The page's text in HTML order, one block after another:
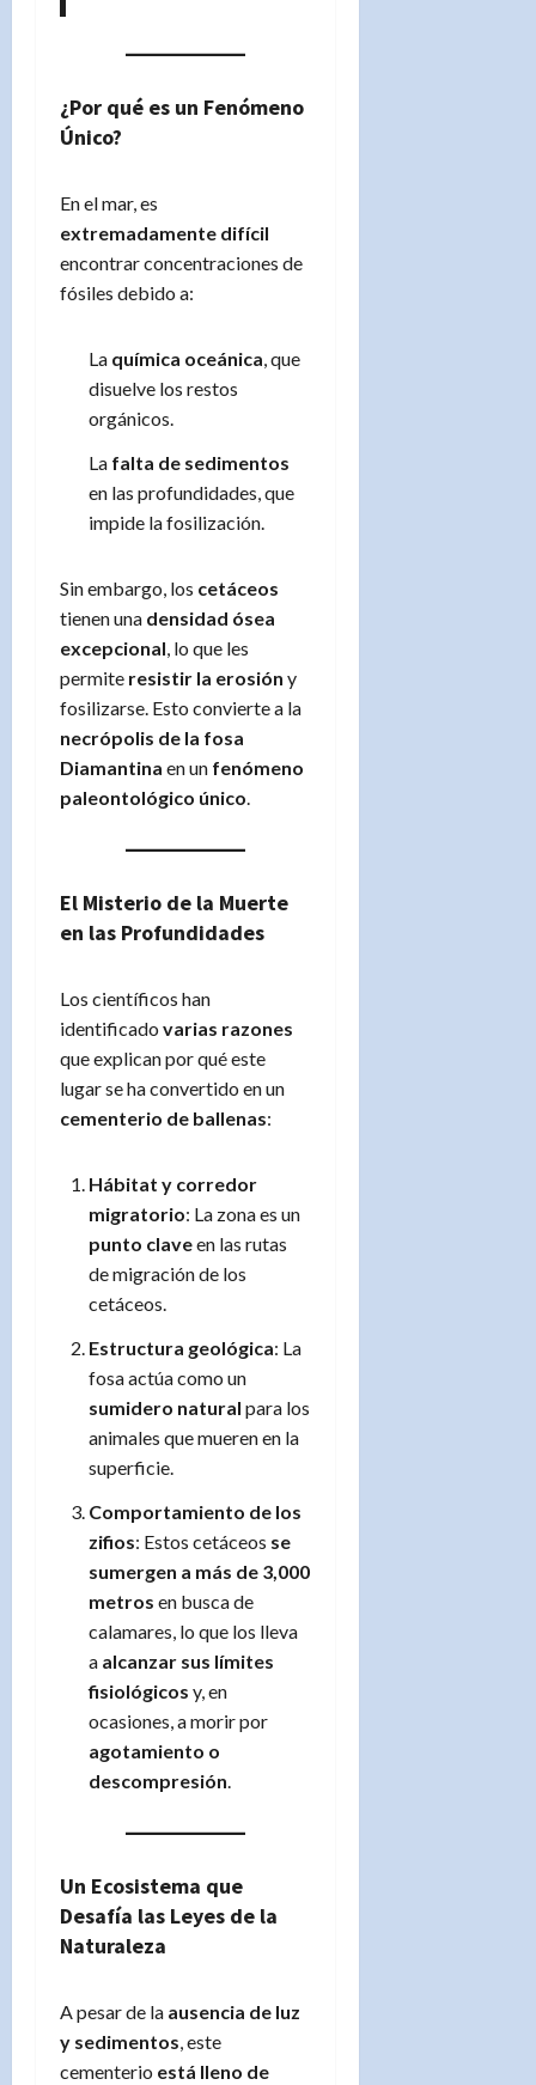
¿Por qué es un Fenómeno
Único?
En el mar, es
extremadamente difícil
encontrar concentraciones de
fósiles debido a:
La química oceánica, que
disuelve los restos
orgánicos.
La falta de sedimentos
en las profundidades, que
impide la fosilización.
Sin embargo, los cetáceos
tienen una densidad ósea
excepcional, lo que les
permite resistir la erosión y
fosilizarse. Esto convierte a la
necrópolis de la fosa
Diamantina en un fenómeno
paleontológico único.
El Misterio de la Muerte
en las Profundidades
Los científicos han
identificado varias razones
que explican por qué este
lugar se ha convertido en un
cementerio de ballenas:
Hábitat y corredor
migratorio: La zona es un
punto claveen las rutas
de migración de los
cetáceos.
Estructura geológica: La
fosa actúa como un
sumidero natural para los
animales que mueren en la
superficie.
Comportamiento de los
zifios: Estos cetáceos se
sumergen a más de 3,000
metros en busca de
calamares, lo que los lleva
a alcanzar sus límites
fisiológicos y, en
ocasiones, a morir por
agotamiento o
descompresión.
Un Ecosistema que
Desafía las Leyes de la
Naturaleza
A pesar de la ausencia de luz
y sedimentos, este
cementerio está lleno de